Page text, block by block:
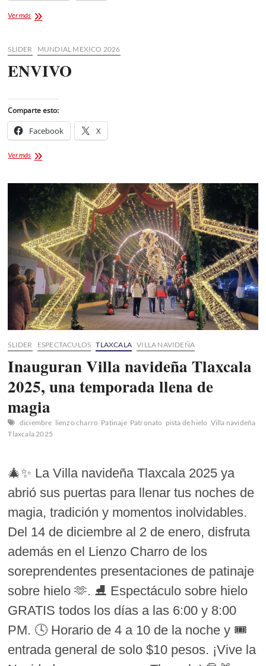
Ver másMundial
en
Tlaxcala:
el
estado
se
prepara
para
recibir
al
mundo
SLIDER MUNDIAL MEXICO 2026
ENVIVO
Comparte esto:
Facebook X
Ver másENVIVO
SLIDER ESPECTACULOS TLAXCALA VILLA NAVIDEÑA
Inauguran Villa navideña Tlaxcala
2025, una temporada llena de
magia
diciembre lienzo charro Patinaje Patronato pista de hielo Villa navideña
Tlaxcala 2025
🎄✨ La Villa navideña Tlaxcala 2025 ya
abrió sus puertas para llenar tus noches de
magia, tradición y momentos inolvidables.
Del 14 de diciembre al 2 de enero, disfruta
además en el Lienzo Charro de los
soreprendentes presentaciones de patinaje
sobre hielo 🫶. ⛸️ Espectáculo sobre hielo
GRATIS todos los días a las 6:00 y 8:00
PM. 🕓 Horario de 4 a 10 de la noche y 🎟️
entrada general de solo $10 pesos. ¡Vive la